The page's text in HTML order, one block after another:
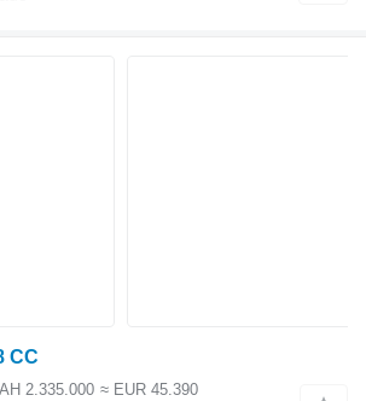
CC
2.335.000 ≈ EUR 45.390